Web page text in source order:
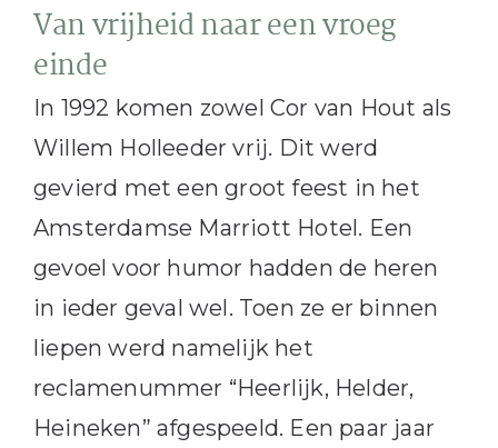
Van vrijheid naar een vroeg
einde
In 1992 komen zowel Cor van Hout als
Willem Holleeder vrij. Dit werd
gevierd met een groot feest in het
Amsterdamse Marriott Hotel. Een
gevoel voor humor hadden de heren
in ieder geval wel. Toen ze er binnen
liepen werd namelijk het
reclamenummer “Heerlijk, Helder,
Heineken” afgespeeld. Een paar jaar